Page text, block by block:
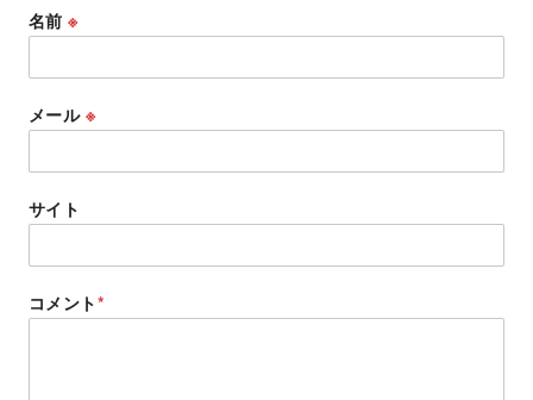
名前※
メール ※
サイト
コメント*